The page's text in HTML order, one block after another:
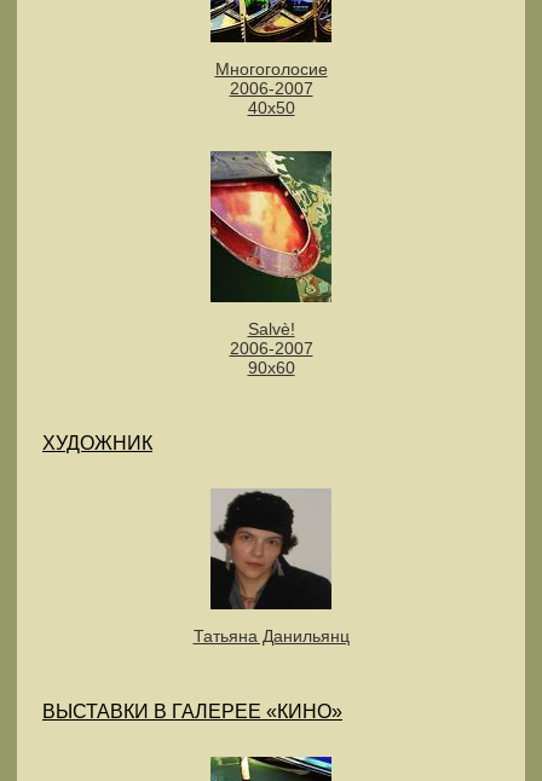
Многоголосие
2006-2007
40х50
Salvè!
2006-2007
90х60
ХУДОЖНИК
Татьяна Данильянц
ВЫСТАВКИ В ГАЛЕРЕЕ «КИНО»